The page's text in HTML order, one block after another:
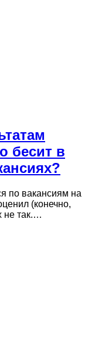
бесит в
по вакансиям на
(конечно,
не так.…